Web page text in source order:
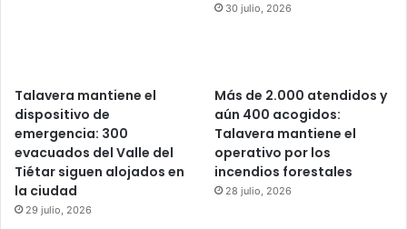
30 julio, 2026
Talavera mantiene el
dispositivo de
emergencia: 300
evacuados del Valle del
Tiétar siguen alojados en
la ciudad
29 julio, 2026
Más de 2.000 atendidos y
aún 400 acogidos:
Talavera mantiene el
operativo por los
incendios forestales
28 julio, 2026